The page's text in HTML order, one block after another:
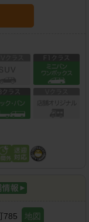
785 地図